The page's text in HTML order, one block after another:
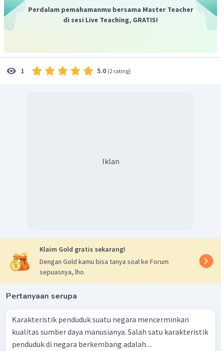
dan tidak produktif lagi
jika angka ketergantungan rendah, maka akan memicu
pertumbuhan ekonomi.
persentase rasio
semakin rendahnya beban yang ditanggung penduduk
yang produktif untuk membiayai penduduk yang belum
produktif dan tidak produktif lagi.
Perdalam pemahamanmu bersama Master Teacher
di sesi Live Teaching, GRATIS!
1 5.0 (2 rating)
Iklan
Klaim Gold gratis sekarang!
Dengan Gold kamu bisa tanya soal ke Forum
sepuasnya, lho.
Pertanyaan serupa
Karakteristik penduduk suatu negara mencerminkan
kualitas sumber daya manusianya. Salah satu karakteristik
penduduk di negara berkembang adalah....